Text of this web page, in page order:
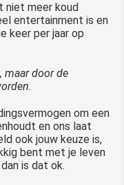
niet meer koud
entertainment is en
keer per jaar op
maar door de
om een
en ons laat
ook jouw keuze is,
bent met je leven
is dat ok.